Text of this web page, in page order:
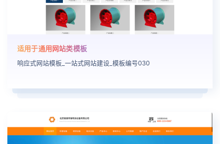
适用于通用网站类模板
响应式网站模板_一站式网站建设_模板编号030